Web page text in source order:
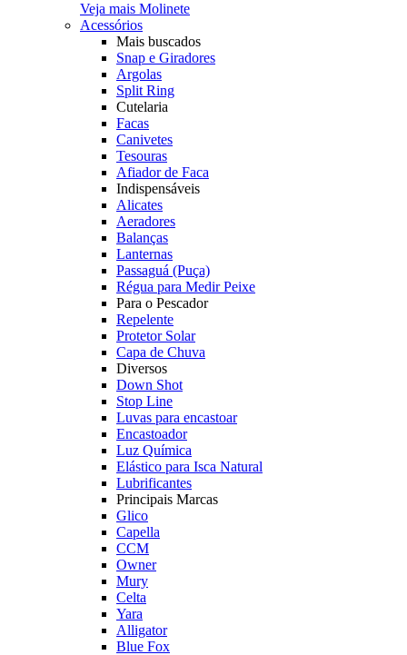
Veja mais Molinete
Acessórios
Mais buscados
Snap e Giradores
Argolas
Split Ring
Cutelaria
Facas
Canivetes
Tesouras
Afiador de Faca
Indispensáveis
Alicates
Aeradores
Balanças
Lanternas
Passaguá (Puça)
Régua para Medir Peixe
Para o Pescador
Repelente
Protetor Solar
Capa de Chuva
Diversos
Down Shot
Stop Line
Luvas para encastoar
Encastoador
Luz Química
Elástico para Isca Natural
Lubrificantes
Principais Marcas
Glico
Capella
CCM
Owner
Mury
Celta
Yara
Alligator
Blue Fox